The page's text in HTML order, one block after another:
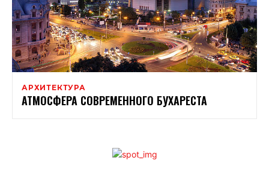
АРХИТЕКТУРА
АТМОСФЕРА СОВРЕМЕННОГО БУХАРЕСТА